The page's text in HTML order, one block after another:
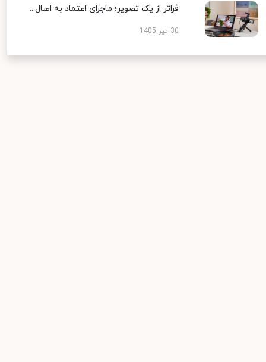
فراتر از یک تصویر؛ ماجرای اعتماد به اصال...
30 تیر 1405